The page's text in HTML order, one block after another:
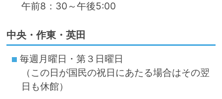
午前8：30～午後5:00
中央・作東・英田
毎週月曜日・第３日曜日
（この日が国民の祝日にあたる場合はその翌
日も休館）